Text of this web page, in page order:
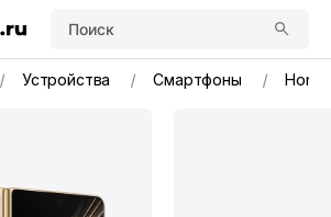
Поиск
Устройства Смартфоны